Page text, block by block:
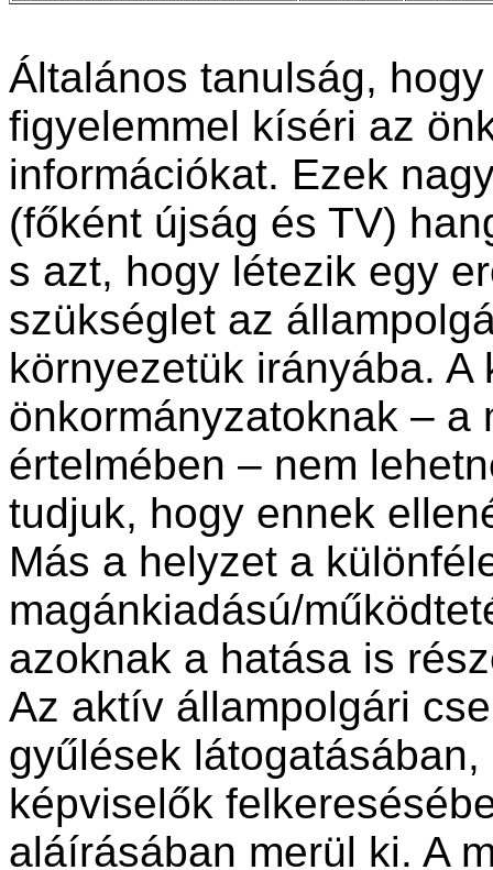
Általános tanulság,
figyelemmel kíséri az
információkat. Ezek
(főként újság és TV)
s azt, hogy létezik egy
szükséglet az
környezetük irányába.
önkormányzatoknak – a
értelmében – nem
tudjuk, hogy ennek
Más a helyzet a
magánkiadású/
azoknak a hatása is
Az aktív állampolgári
gyűlések
képviselők
aláírásában merül ki. A